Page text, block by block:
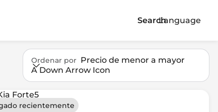
SearchLanguage
Ordenar por Precio de menor a mayor
A Down Arrow Icon
recientemente